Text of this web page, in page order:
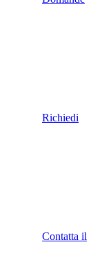
Richiedi
Contatta il